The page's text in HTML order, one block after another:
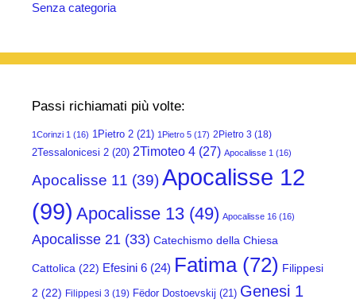
Senza categoria
Passi richiamati più volte:
1Corinzi 1 (16) 1Pietro 2 (21) 1Pietro 5 (17) 2Pietro 3 (18)
2Tessalonicesi 2 (20) 2Timoteo 4 (27) Apocalisse 1 (16)
Apocalisse 11 (39)Apocalisse 12
(99) Apocalisse 13 (49) Apocalisse 16 (16)
Apocalisse 21 (33) Catechismo della Chiesa
Cattolica (22) Efesini 6 (24) Fatima(72) Filippesi
2 (22) Filippesi 3 (19) Fëdor Dostoevskij (21) Genesi 1